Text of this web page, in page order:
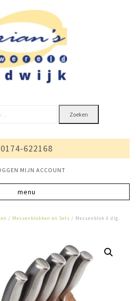
Zoeken
0174-622168
MIJN ACCOUNT
/ Messenblokken en Sets / Messenblok 6 dlg.